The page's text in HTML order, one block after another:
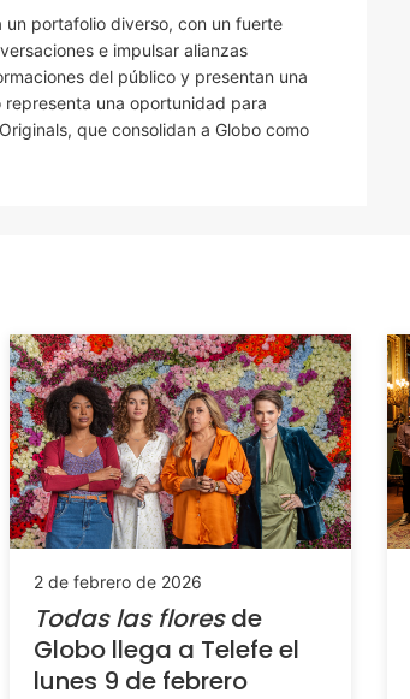
un portafolio diverso, con un fuerte
e impulsar alianzas
del público y presentan una
una oportunidad para
que consolidan a Globo como
2 de febrero de 2026
Todas las floresde
Globo llega a Telefe el
lunes 9 de febrero